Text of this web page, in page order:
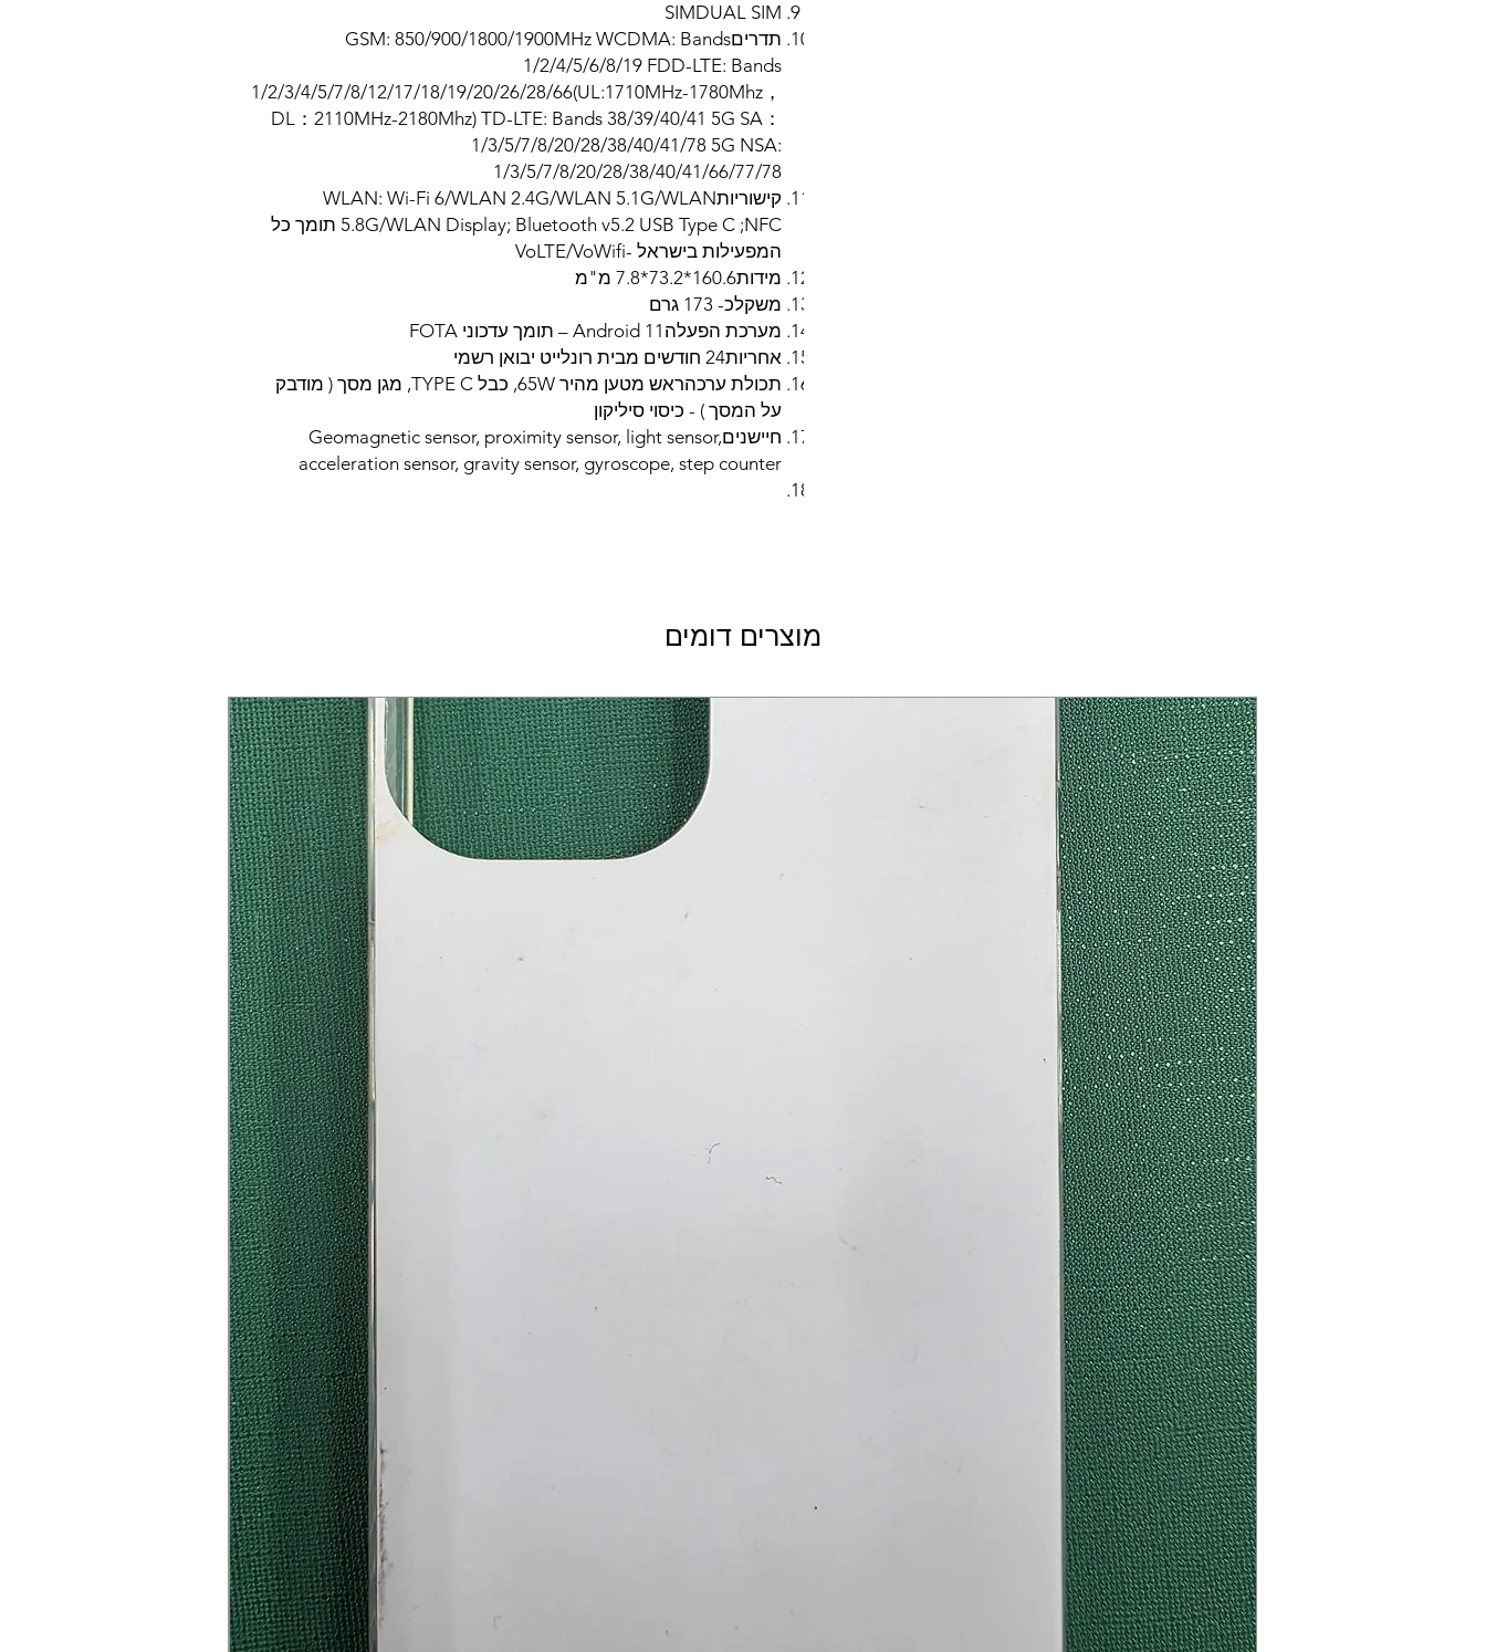
SIMDUAL SIM
תדריםGSM: 850/900/1800/1900MHz WCDMA: Bands
1/2/4/5/6/8/19 FDD-LTE: Bands
1/2/3/4/5/7/8/12/17/18/19/20/26/28/66(UL:1710MHz-1780Mhz，
DL：2110MHz-2180Mhz) TD-LTE: Bands 38/39/40/41 5G SA：
1/3/5/7/8/20/28/38/40/41/78 5G NSA:
1/3/5/7/8/20/28/38/40/41/66/77/78
קישוריותWLAN: Wi-Fi 6/WLAN 2.4G/WLAN 5.1G/WLAN
5.8G/WLAN Display; Bluetooth v5.2 USB Type C ;NFC תומך כל
המפעילות בישראל -VoLTE/VoWifi
מידות160.6*73.2*7.8 מ"מ
משקלכ- 173 גרם
מערכת הפעלהAndroid 11 – תומך עדכוני FOTA
אחריות24 חודשים מבית רונלייט יבואן רשמי
תכולת ערכהראש מטען מהיר 65W, כבל TYPE C, מגן מסך ( מודבק
על המסך ) - כיסוי סיליקון
חיישניםGeomagnetic sensor, proximity sensor, light sensor,
acceleration sensor, gravity sensor, gyroscope, step counter
מוצרים דומים